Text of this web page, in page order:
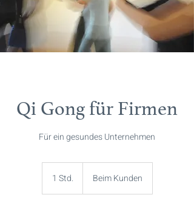
Qi Gong für Firmen
Für ein gesundes Unternehmen
1 Std. Beim Kunden